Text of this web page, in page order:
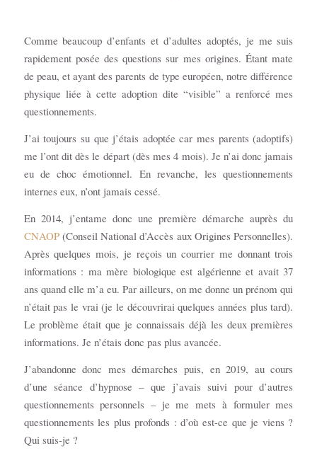
Comme beaucoup d’enfants et d’adultes adoptés, je me suis
rapidement posée des questions sur mes origines. Étant mate
de peau, et ayant des parents de type européen, notre différence
physique liée à cette adoption dite “visible” a renforcé mes
questionnements.
J’ai toujours su que j’étais adoptée car mes parents (adoptifs)
me l’ont dit dès le départ (dès mes 4 mois). Je n’ai donc jamais
eu de choc émotionnel. En revanche, les questionnements
internes eux, n’ont jamais cessé.
En 2014, j’entame donc une première démarche auprès du
CNAOP(Conseil National d’Accès aux Origines Personnelles).
Après quelques mois, je reçois un courrier me donnant trois
informations : ma mère biologique est algérienne et avait 37
ans quand elle m’a eu. Par ailleurs, on me donne un prénom qui
n’était pas le vrai (je le découvrirai quelques années plus tard).
Le problème était que je connaissais déjà les deux premières
informations. Je n’étais donc pas plus avancée.
J’abandonne donc mes démarches puis, en 2019, au cours
d’une séance d’hypnose – que j’avais suivi pour d’autres
questionnements personnels – je me mets à formuler mes
questionnements les plus profonds : d’où est-ce que je viens ?
Qui suis-je ?